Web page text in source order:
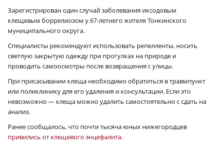
Зарегистрирован один случай заболевания иксодовым
клещевым боррелиозом у 67-летнего жителя Тонкинского
муниципального округа.
Специалисты рекомендуют использовать репелленты, носить
светлую закрытую одежду при прогулках на природе и
проводить самоосмотры после возвращения с улицы.
При присасывании клеща необходимо обратиться в травмпункт
или поликлинику для его удаления и консультации. Если это
невозможно — клеща можно удалить самостоятельно с сдать на
анализ.
Ранее сообщалось, что почти тысяча юных нижегородцев
привились от клещевого энцефалита.